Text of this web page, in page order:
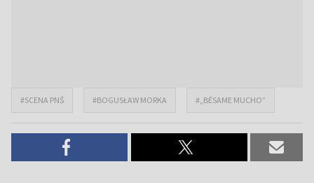
#SCENA PNŚ #BOGUSŁAW MORKA #„BÉSAME MUCHO”